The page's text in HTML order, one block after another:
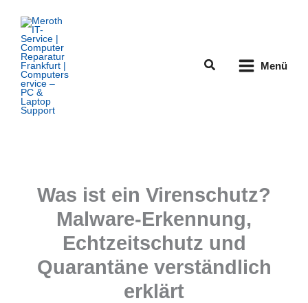
Inhalt
springen
Suchen Menü
Was ist ein Virenschutz?
Malware-Erkennung,
Echtzeitschutz und
Quarantäne verständlich
erklärt